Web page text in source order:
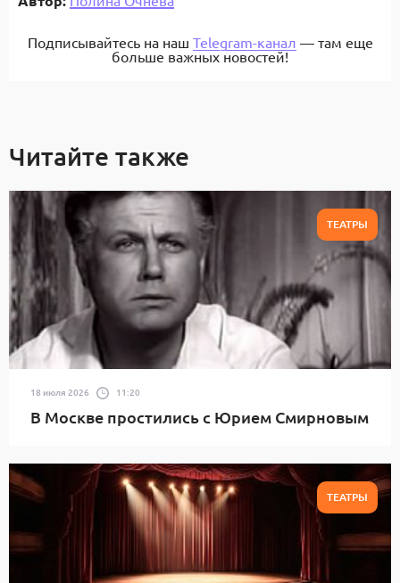
Подписывайтесь на наш Telegram-канал — там еще
больше важных новостей!
Читайте также
ТЕАТРЫ
18 июля 2026 11:20
В Москве простились с Юрием Смирновым
ТЕАТРЫ